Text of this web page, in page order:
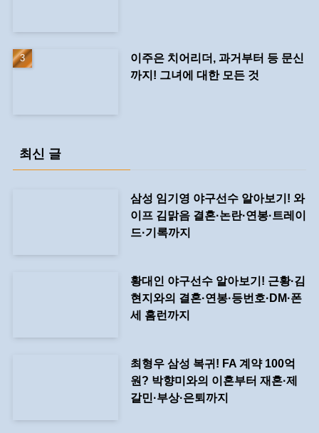
이주은 치어리더, 과거부터 등 문신
까지! 그녀에 대한 모든 것
최신 글
삼성 임기영 야구선수 알아보기! 와
이프 김맑음 결혼·논란·연봉·트레이
드·기록까지
황대인 야구선수 알아보기! 근황·김
현지와의 결혼·연봉·등번호·DM·폰
세 홈런까지
최형우 삼성 복귀! FA 계약 100억
원? 박향미와의 이혼부터 재혼·제
갈민·부상·은퇴까지